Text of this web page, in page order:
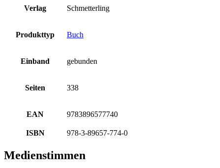
Verlag Schmetterling
Produkttyp Buch
Einband gebunden
Seiten 338
EAN 9783896577740
ISBN 978-3-89657-774-0
Medienstimmen